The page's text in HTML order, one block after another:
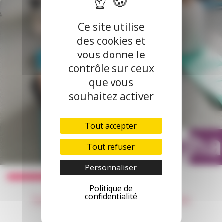
Séance de Yoga pour toute
Ce site utilise
des cookies et
vous donne le
contrôle sur ceux
que vous
souhaitez activer
Tout accepter
Tout refuser
Personnaliser
Politique de
confidentialité